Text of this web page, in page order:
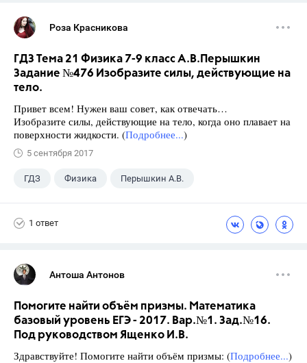
Роза Красникова
ГДЗ Тема 21 Физика 7-9 класс А.В.Перышкин
Задание №476 Изобразите силы, действующие на
тело.
Привет всем! Нужен ваш совет, как отвечать…
Изобразите силы, действующие на тело, когда оно плавает на
поверхности жидкости. (Подробнее...)
5 сентября 2017
ГДЗ Физика Перышкин А.В.
1 ответ
Антоша Антонов
Помогите найти объём призмы. Математика
базовый уровень ЕГЭ - 2017. Вар.№1. Зад.№16.
Под руководством Ященко И.В.
Здравствуйте! Помогите найти объём призмы: (Подробнее...)